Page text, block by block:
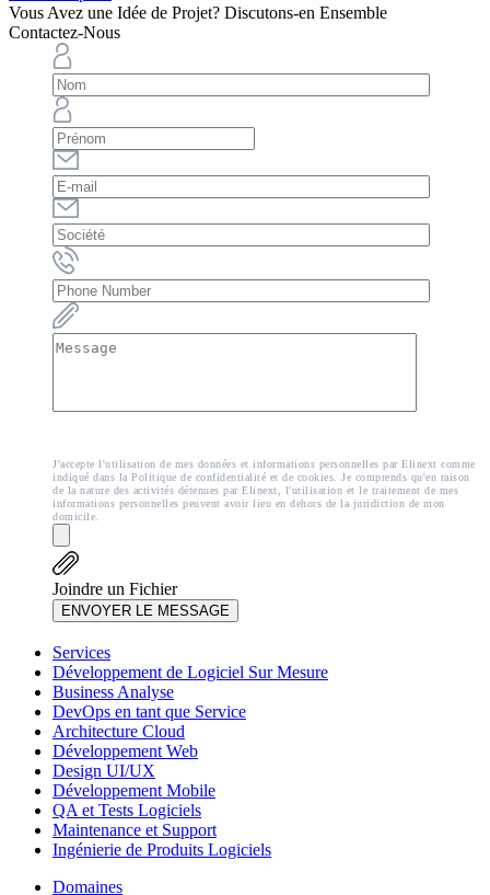
Vous Avez une Idée de Projet? Discutons-en Ensemble
Contactez-Nous
J'accepte l'utilisation de mes données et informations personnelles par Elinext comme
indiqué dans la Politique de confidentialité et de cookies. Je comprends qu'en raison
de la nature des activités détenues par Elinext, l'utilisation et le traitement de mes
informations personnelles peuvent avoir lieu en dehors de la juridiction de mon
domicile.
Joindre un Fichier
ENVOYER LE MESSAGE
Services
Développement de Logiciel Sur Mesure
Business Analyse
DevOps en tant que Service
Architecture Cloud
Développement Web
Design UI/UX
Développement Mobile
QA et Tests Logiciels
Maintenance et Support
Ingénierie de Produits Logiciels
Domaines